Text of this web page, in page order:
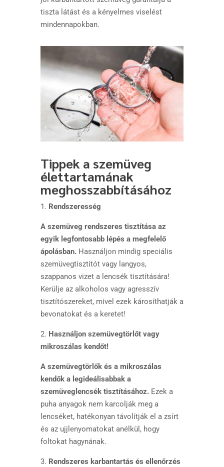
tiszta látást és a kényelmes viselést
mindennapokban.
Tippek a szemüveg
élettartamának
meghosszabbításához
1. Rendszeresség
A szemüveg rendszeres tisztítása az
egyik legfontosabb lépés a megfelelő
ápolásban. Használjon mindig speciális
szemüvegtisztítót vagy langyos,
szappanos vizet a lencsék tisztítására!
Kerülje az alkoholos vagy agresszív
tisztítószereket, mivel ezek károsíthatják a
bevonatokat és a keretet!
2. Használjon szemüvegtörlőt vagy
mikroszálas kendőt!
A szemüvegtörlők és a mikroszálas
kendők a legideálisabbak a
szemüveglencsék tisztításához.Ezek a
puha anyagok nem karcolják meg a
lencséket, hatékonyan távolítják el a zsírt
és az ujjlenyomatokat anélkül, hogy
foltokat hagynának.
3. Rendszeres karbantartás és ellenőrzés